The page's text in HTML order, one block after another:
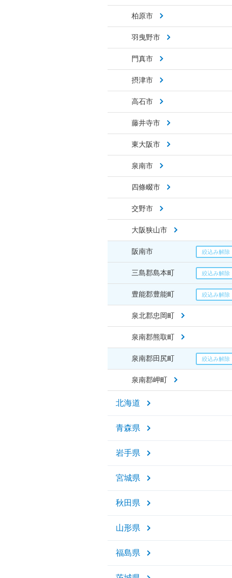
柏原市
羽曳野市
門真市
摂津市
高石市
藤井寺市
東大阪市
泉南市
四條畷市
交野市
大阪狭山市
阪南市
三島郡島本町
豊能郡豊能町
泉北郡忠岡町
泉南郡熊取町
泉南郡田尻町
泉南郡岬町
北海道
青森県
岩手県
宮城県
秋田県
山形県
福島県